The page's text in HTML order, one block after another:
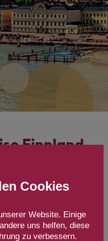
Cookies
Website. Einige
uns helfen, diese
zu verbessern.
Finnland